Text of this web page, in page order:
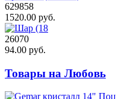
629858
1520.00 руб.
26070
94.00 руб.
Товары на Любовь